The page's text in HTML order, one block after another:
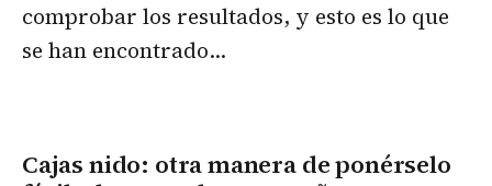
comprobar los resultados, y esto es lo que
se han encontrado…
Cajas nido: otra manera de ponérselo